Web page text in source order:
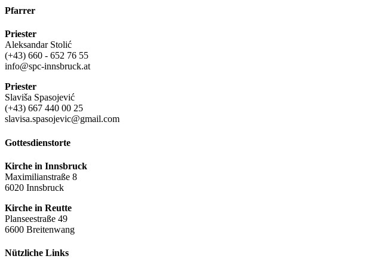
Pfarrer
Priester
Aleksandar Stolić
(+43) 660 - 652 76 55
info@spc-innsbruck.at
Priester
Slaviša Spasojević
(+43) 667 440 00 25
slavisa.spasojevic@gmail.com
Gottesdienstorte
Kirche in Innsbruck
Maximilianstraße 8
6020 Innsbruck
Kirche in Reutte
Planseestraße 49
6600 Breitenwang
Nützliche Links